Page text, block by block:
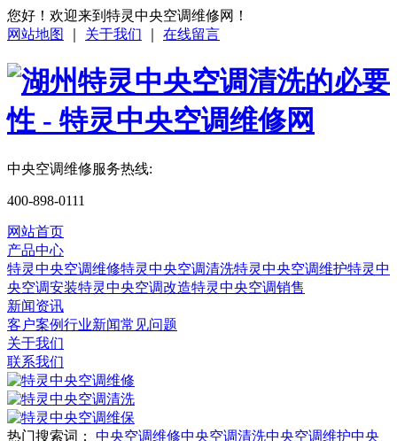
您好！欢迎来到特灵中央空调维修网！
网站地图
关于我们 在线留言
中央空调维修服务热线:
400-898-0111
网站首页
产品中心
特灵中央空调维修特灵中央空调清洗特灵中央空调维护特灵中
央空调安装特灵中央空调改造特灵中央空调销售
新闻资讯
客户案例行业新闻常见问题
关于我们
联系我们
热门搜索词： 中央空调维修中央空调清洗中央空调维护中央